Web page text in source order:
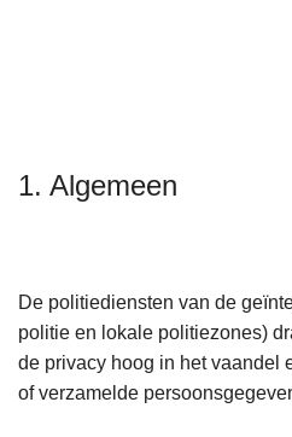
1. Algemeen
De politiediensten van de
politie en lokale politiezones)
de privacy hoog in het vaandel
of verzamelde